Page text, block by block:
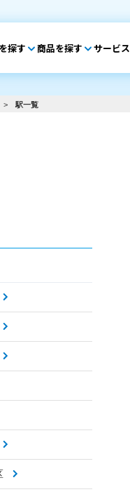
探す 商品を探す サービス
> 駅一覧